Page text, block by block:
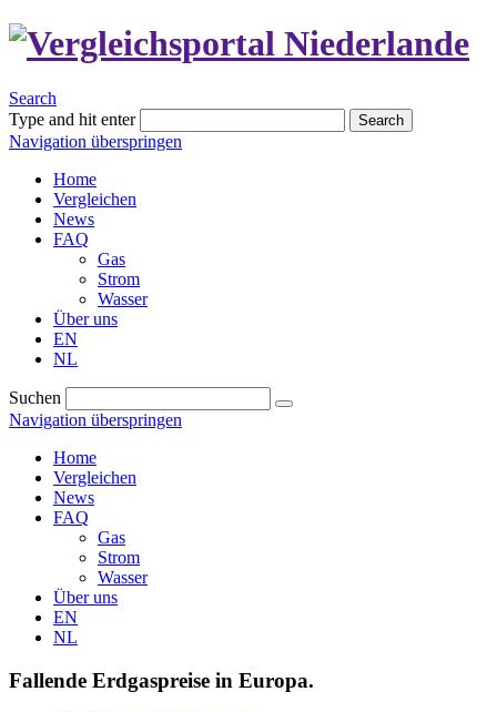
Search
Type and hit enter
Search
Navigation überspringen
Home
Vergleichen
News
FAQ
Gas
Strom
Wasser
Über uns
EN
NL
Suchen
Navigation überspringen
Home
Vergleichen
News
FAQ
Gas
Strom
Wasser
Über uns
EN
NL
Fallende Erdgaspreise in Europa.